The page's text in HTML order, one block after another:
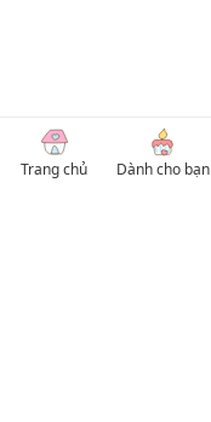
Trang chủ Dành cho bạn